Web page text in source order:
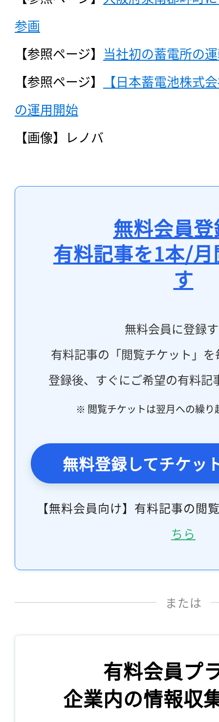
参画
【参照ページ】 当社初の蓄電所の
【参照ページ】
【日本蓄電池株式
の運用開始
【画像】レノバ
無料会員
有料記事を1本/
す
無料会員に登録
有料記事の「閲覧チケット」
登録後、すぐにご希望の有料記
※ 閲覧チケットは翌月への繰り
無料登録してチケッ
【無料会員向け】有料記事の閲
ちら
または
有料会員プ
企業内の情報収